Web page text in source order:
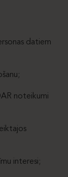
datiem
noteikumi
interesi;